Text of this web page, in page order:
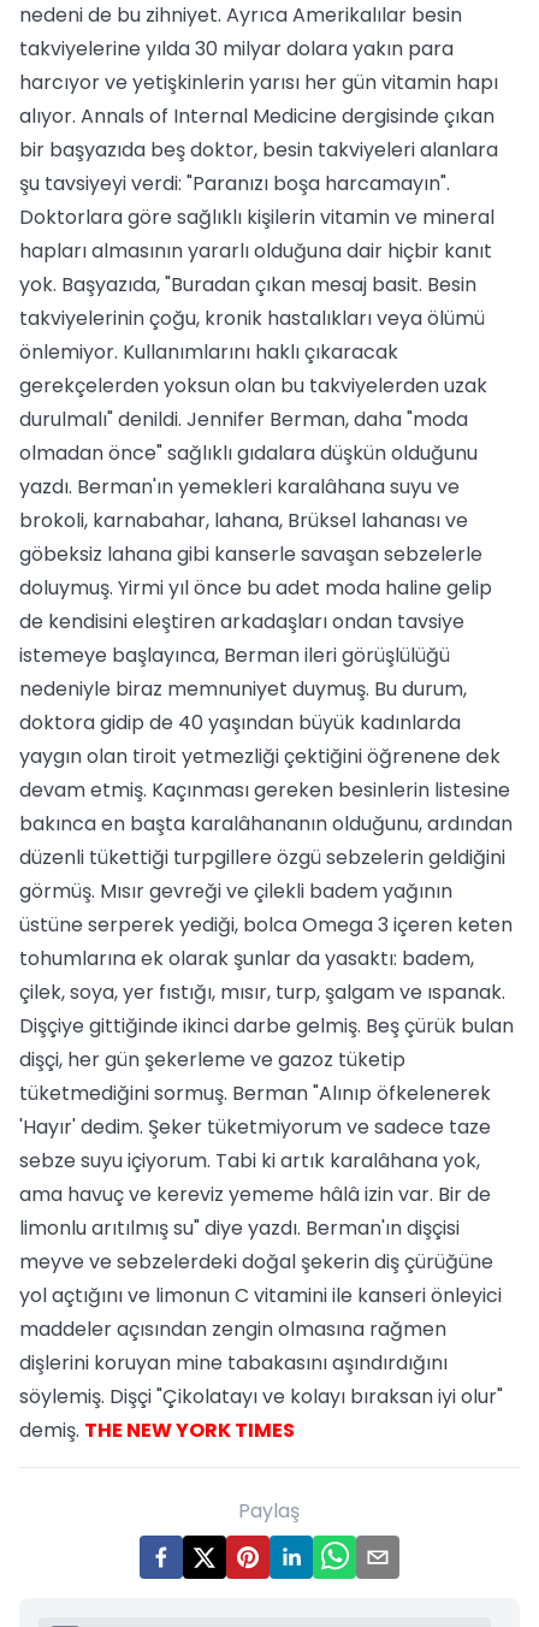
nedeni de bu zihniyet. Ayrıca Amerikalılar besin
takviyelerine yılda 30 milyar dolara yakın para
harcıyor ve yetişkinlerin yarısı her gün vitamin hapı
alıyor. Annals of Internal Medicine dergisinde çıkan
bir başyazıda beş doktor, besin takviyeleri alanlara
şu tavsiyeyi verdi: "Paranızı boşa harcamayın".
Doktorlara göre sağlıklı kişilerin vitamin ve mineral
hapları almasının yararlı olduğuna dair hiçbir kanıt
yok. Başyazıda, "Buradan çıkan mesaj basit. Besin
takviyelerinin çoğu, kronik hastalıkları veya ölümü
önlemiyor. Kullanımlarını haklı çıkaracak
gerekçelerden yoksun olan bu takviyelerden uzak
durulmalı" denildi. Jennifer Berman, daha "moda
olmadan önce" sağlıklı gıdalara düşkün olduğunu
yazdı. Berman'ın yemekleri karalâhana suyu ve
brokoli, karnabahar, lahana, Brüksel lahanası ve
göbeksiz lahana gibi kanserle savaşan sebzelerle
doluymuş. Yirmi yıl önce bu adet moda haline gelip
de kendisini eleştiren arkadaşları ondan tavsiye
istemeye başlayınca, Berman ileri görüşlülüğü
nedeniyle biraz memnuniyet duymuş. Bu durum,
doktora gidip de 40 yaşından büyük kadınlarda
yaygın olan tiroit yetmezliği çektiğini öğrenene dek
devam etmiş. Kaçınması gereken besinlerin listesine
bakınca en başta karalâhananın olduğunu, ardından
düzenli tükettiği turpgillere özgü sebzelerin geldiğini
görmüş. Mısır gevreği ve çilekli badem yağının
üstüne serperek yediği, bolca Omega 3 içeren keten
tohumlarına ek olarak şunlar da yasaktı: badem,
çilek, soya, yer fıstığı, mısır, turp, şalgam ve ıspanak.
Dişçiye gittiğinde ikinci darbe gelmiş. Beş çürük bulan
dişçi, her gün şekerleme ve gazoz tüketip
tüketmediğini sormuş. Berman "Alınıp öfkelenerek
'Hayır' dedim. Şeker tüketmiyorum ve sadece taze
sebze suyu içiyorum. Tabi ki artık karalâhana yok,
ama havuç ve kereviz yememe hâlâ izin var. Bir de
limonlu arıtılmış su" diye yazdı. Berman'ın dişçisi
meyve ve sebzelerdeki doğal şekerin diş çürüğüne
yol açtığını ve limonun C vitamini ile kanseri önleyici
maddeler açısından zengin olmasına rağmen
dişlerini koruyan mine tabakasını aşındırdığını
söylemiş. Dişçi "Çikolatayı ve kolayı bıraksan iyi olur"
demiş. THE NEW YORK TIMES
Paylaş